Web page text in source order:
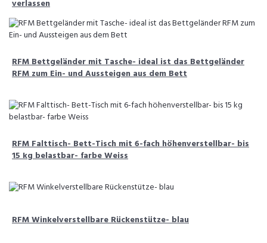
verlassen
RFM Bettgeländer mit Tasche- ideal ist das Bettgeländer
RFM zum Ein- und Aussteigen aus dem Bett
RFM Falttisch- Bett-Tisch mit 6-fach höhenverstellbar- bis
15 kg belastbar- farbe Weiss
RFM Winkelverstellbare Rückenstütze- blau